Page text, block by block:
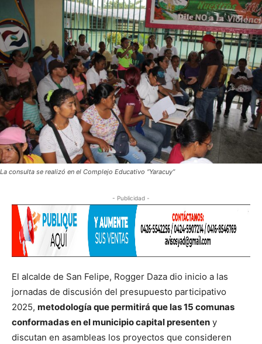
La consulta se realizó en el Complejo Educativo “Yaracuy”
- Publicidad -
El alcalde de San Felipe, Rogger Daza dio inicio a las
jornadas de discusión del presupuesto participativo
2025, metodología que permitirá que las 15 comunas
conformadas en el municipio capital presenten y
discutan en asambleas los proyectos que consideren